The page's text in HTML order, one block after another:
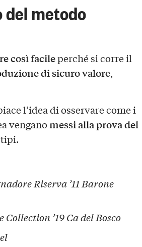
del metodo
così facileperché si corre il
di sicuro valore,
l’idea di osservare come i
venganomessi alla prova del
Riserva ’11 Barone
’19 Ca del Bosco